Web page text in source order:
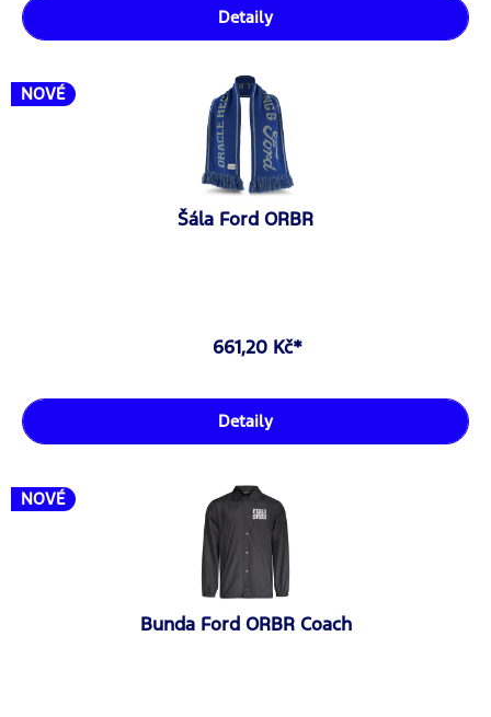
Detaily
NOVÉ
Šála Ford ORBR
661,20 Kč*
Detaily
NOVÉ
Bunda Ford ORBR Coach